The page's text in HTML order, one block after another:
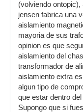
(volviendo ontopic),
jensen fabrica una
aislamiento
mayoria de sus
opinion es que
aislamiento del
transformador de
aislamiento extra
algun tipo de
que estar dentro
Supongo que si